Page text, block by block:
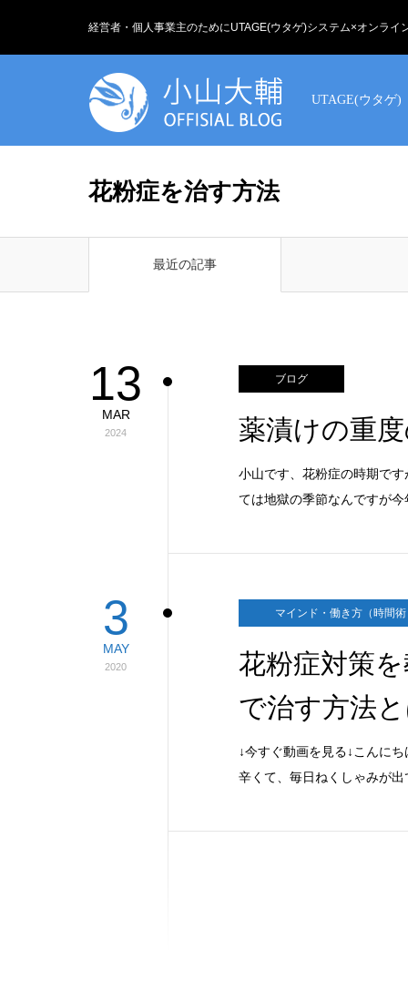
経営者・個人事業主のためにUTAGE(ウタゲ)システム×オンライ
UTAGE(ウタゲ)
花粉症を治す方法
最近の記事
13
MAR
2024
ブログ
薬漬けの重
小山です、花粉症の時期で
ては地獄の季節なんですが
3
MAY
2020
マインド・働き方（時間術
花粉症対策
で治す方法と
↓今すぐ動画を見る↓こんに
辛くて、毎日ねくしゃみが出